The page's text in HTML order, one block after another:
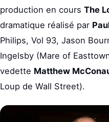
production en cours The
dramatique réalisé par
Philips, Vol 93, Jason
Ingelsby (Mare of
vedette Matthew
Loup de Wall Street).